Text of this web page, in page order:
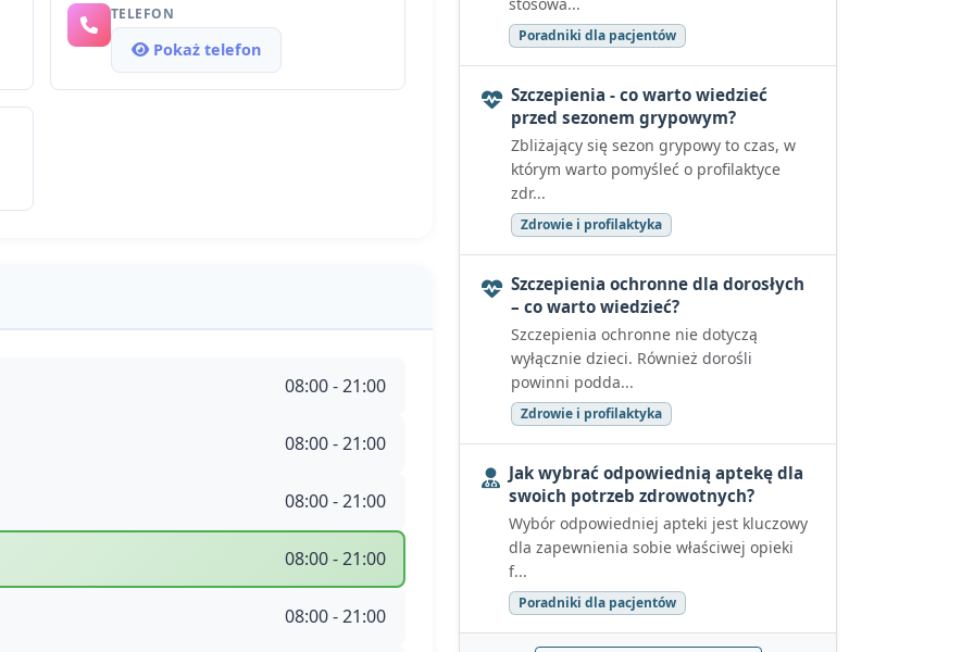
TELEFON
Pokaż telefon
08:00 - 21:00
08:00 - 21:00
08:00 - 21:00
08:00 - 21:00
08:00 - 21:00
Poradniki dla pacjentów
Szczepienia - co warto wiedzieć
przed sezonem grypowym?
Zbliżający się sezon grypowy to czas, w
którym warto pomyśleć o profilaktyce
zdr...
Zdrowie i profilaktyka
Szczepienia ochronne dla dorosłych
– co warto wiedzieć?
Szczepienia ochronne nie dotyczą
wyłącznie dzieci. Również dorośli
powinni podda...
Zdrowie i profilaktyka
Jak wybrać odpowiednią aptekę dla
swoich potrzeb zdrowotnych?
Wybór odpowiedniej apteki jest kluczowy
dla zapewnienia sobie właściwej opieki
f...
Poradniki dla pacjentów